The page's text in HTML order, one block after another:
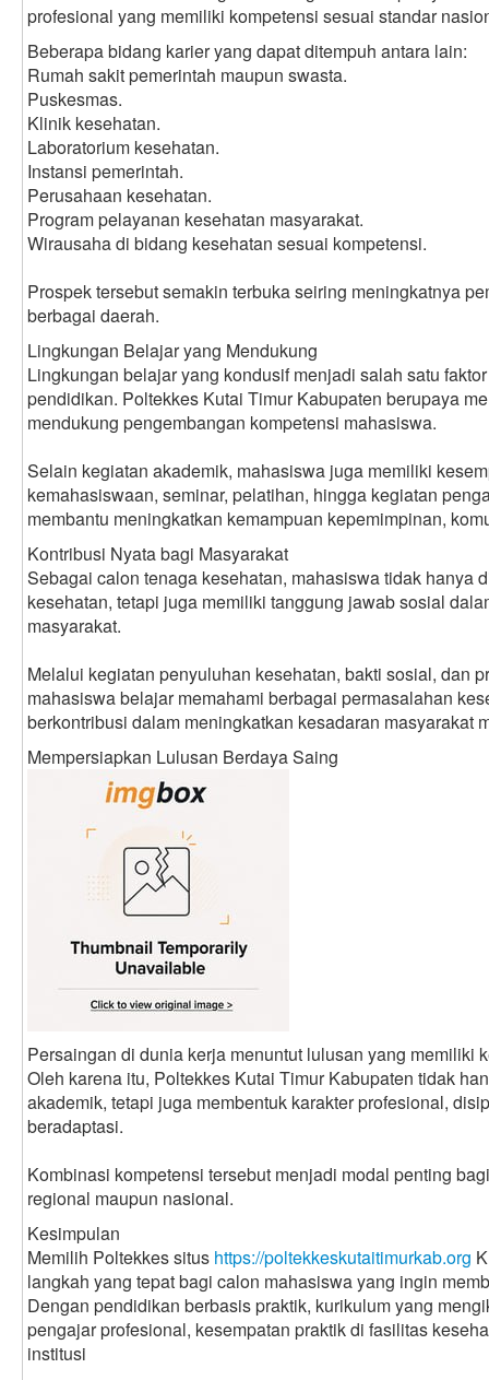
profesional yang memiliki kompetensi sesuai standar
Beberapa bidang karier yang dapat ditempuh antara lain:
Rumah sakit pemerintah maupun swasta.
Puskesmas.
Klinik kesehatan.
Laboratorium kesehatan.
Instansi pemerintah.
Perusahaan kesehatan.
Program pelayanan kesehatan masyarakat.
Wirausaha di bidang kesehatan sesuai kompetensi.
Prospek tersebut semakin terbuka seiring meningkatnya
berbagai daerah.
Lingkungan Belajar yang Mendukung
Lingkungan belajar yang kondusif menjadi salah satu
pendidikan. Poltekkes Kutai Timur Kabupaten berupaya
mendukung pengembangan kompetensi mahasiswa.
Selain kegiatan akademik, mahasiswa juga memiliki
kemahasiswaan, seminar, pelatihan, hingga kegiatan
membantu meningkatkan kemampuan kepemimpinan,
Kontribusi Nyata bagi Masyarakat
Sebagai calon tenaga kesehatan, mahasiswa tidak hanya
kesehatan, tetapi juga memiliki tanggung jawab sosial
masyarakat.
Melalui kegiatan penyuluhan kesehatan, bakti sosial, dan
mahasiswa belajar memahami berbagai permasalahan
berkontribusi dalam meningkatkan kesadaran masyarakat
Mempersiapkan Lulusan Berdaya Saing
Persaingan di dunia kerja menuntut lulusan yang memiliki
Oleh karena itu, Poltekkes Kutai Timur Kabupaten tidak
akademik, tetapi juga membentuk karakter profesional,
beradaptasi.
Kombinasi kompetensi tersebut menjadi modal penting
regional maupun nasional.
Kesimpulan
Memilih Poltekkes situs https://poltekkeskutaitimurkab.org
langkah yang tepat bagi calon mahasiswa yang ingin
Dengan pendidikan berbasis praktik, kurikulum yang
pengajar profesional, kesempatan praktik di fasilitas
institusi